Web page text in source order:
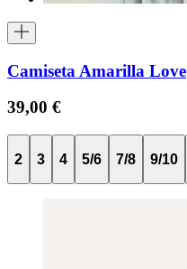
Camiseta Amarilla Love
39,00 €
2 3 4 5/6 7/8 9/10